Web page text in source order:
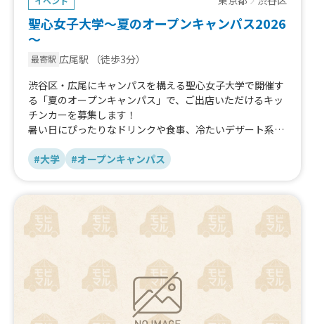
聖心女子大学～夏のオープンキャンパス2026
～
最寄駅 広尾駅
（徒歩3分）
渋谷区・広尾にキャンパスを構える聖心女子大学で開催す
る「夏のオープンキャンパス」で、ご出店いただけるキッ
チンカーを募集します！
暑い日にぴったりなドリンクや食事、冷たいデザート系を
で購入できるようなお手頃価格なものですと、大変ありが
たいです。
#大学 #オープンキャンパス